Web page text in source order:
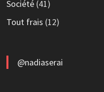
Société(41)
Tout frais (12)
@nadiaserai